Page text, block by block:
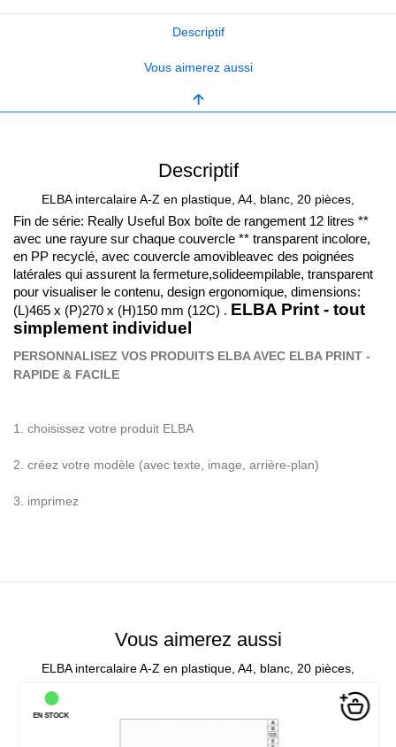
Descriptif
Vous aimerez aussi
Descriptif
ELBA intercalaire A-Z en plastique, A4, blanc, 20 pièces,
Fin de série: Really Useful Box boîte de rangement 12 litres **
avec une rayure sur chaque couvercle ** transparent incolore,
en PP recyclé, avec couvercle amovibleavec des poignées
latérales qui assurent la fermeture,solideempilable, transparent
pour visualiser le contenu, design ergonomique, dimensions:
(L)465 x (P)270 x (H)150 mm (12C) . ELBA Print - tout
simplement individuel
PERSONNALISEZ VOS PRODUITS ELBA AVEC ELBA PRINT -
RAPIDE & FACILE
1. choisissez votre produit ELBA
2. créez votre modèle (avec texte, image, arrière-plan)
3. imprimez
Vous aimerez aussi
ELBA intercalaire A-Z en plastique, A4, blanc, 20 pièces,
EN STOCK